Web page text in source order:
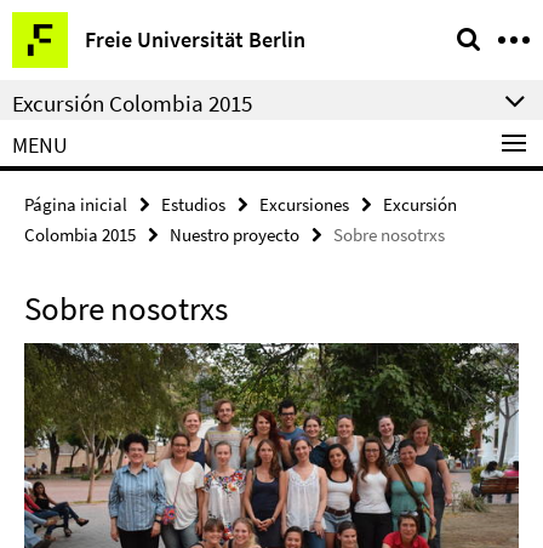
Springe
direkt
zu
Inhalt
Freie Universität Berlin
Herramientas
de
navegación
Excursión Colombia 2015
MENU
Página inicial Estudios Excursiones
Excursión
Colombia 2015
Nuestro proyecto Sobre nosotrxs
Sobre nosotrxs